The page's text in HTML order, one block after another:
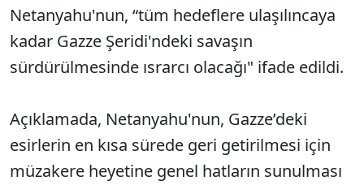
Netanyahu'nun, “tüm hedeflere ulaşılıncaya
kadar Gazze Şeridi'ndeki savaşın
sürdürülmesinde ısrarcı olacağı" ifade edildi.
Açıklamada, Netanyahu'nun, Gazze’deki
esirlerin en kısa sürede geri getirilmesi için
müzakere heyetine genel hatların sunulması